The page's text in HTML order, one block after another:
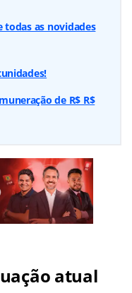
todas as novidades
de R$ R$
atual